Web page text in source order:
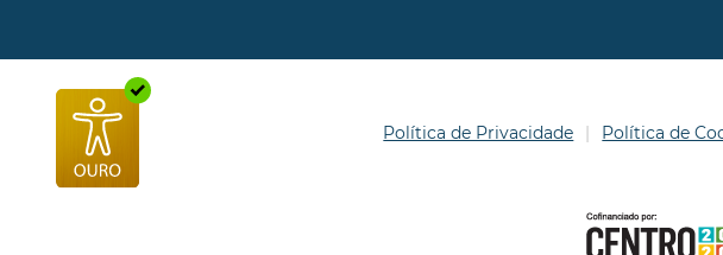
Política de Privacidade Política de